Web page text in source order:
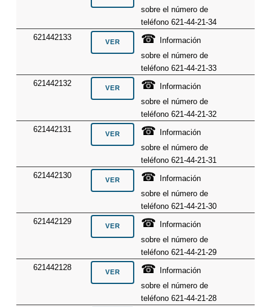
sobre el número de
teléfono 621-44-21-34
621442133
☎
Información
sobre el número de
teléfono 621-44-21-33
621442132
☎
Información
sobre el número de
teléfono 621-44-21-32
621442131
☎
Información
sobre el número de
teléfono 621-44-21-31
621442130
☎
Información
sobre el número de
teléfono 621-44-21-30
621442129
☎
Información
sobre el número de
teléfono 621-44-21-29
621442128
☎
Información
sobre el número de
teléfono 621-44-21-28